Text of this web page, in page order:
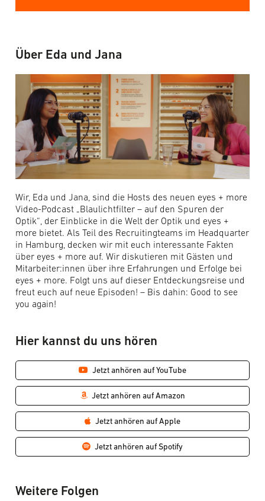
Über Eda und Jana
Wir, Eda und Jana, sind die Hosts des neuen eyes + more
Video-Podcast „Blaulichtfilter – auf den Spuren der
Optik“, der Einblicke in die Welt der Optik und eyes +
more bietet. Als Teil des Recruitingteams im Headquarter
in Hamburg, decken wir mit euch interessante Fakten
über eyes + more auf. Wir diskutieren mit Gästen und
Mitarbeiter:innen über ihre Erfahrungen und Erfolge bei
eyes + more. Folgt uns auf dieser Entdeckungsreise und
freut euch auf neue Episoden! – Bis dahin: Good to see
you again!
Hier kannst du uns hören
Jetzt anhören auf YouTube
Jetzt anhören auf Amazon
Jetzt anhören auf Apple
Jetzt anhören auf Spotify
Weitere Folgen